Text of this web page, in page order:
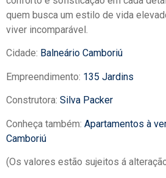
quem busca um estilo de vida
viver incomparável.
Cidade: Balneário Camboriú
Empreendimento: 135 Jardins
Construtora: Silva Packer
Conheça também: Apartamentos à
Camboriú
(Os valores estão sujeitos á